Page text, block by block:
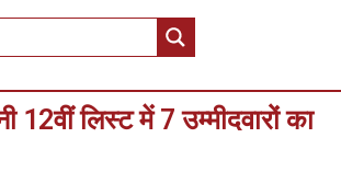
12वीं लिस्ट में 7 उम्मीदवारों का